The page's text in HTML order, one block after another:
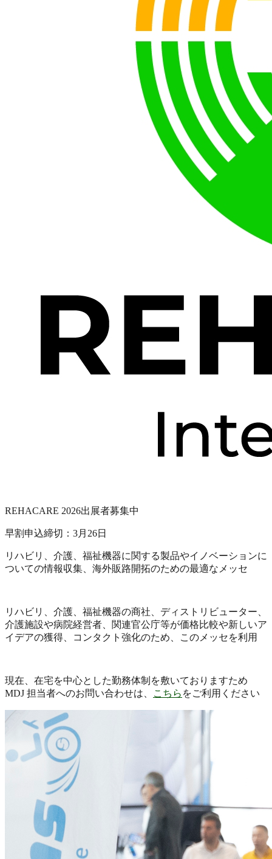
REHACARE 2026出展者募集中
早割申込締切：3月26日
リハビリ、介護、福祉機器に関する製品やイノベーションに
ついての情報収集、海外販路開拓のための最適なメッセ
リハビリ、介護、福祉機器の商社、ディストリビューター、
介護施設や病院経営者、関連官公庁等が価格比較や新しいア
イデアの獲得、コンタクト強化のため、このメッセを利用
現在、在宅を中心とした勤務体制を敷いておりますため
MDJ 担当者へのお問い合わせは、
こちら をご利用ください